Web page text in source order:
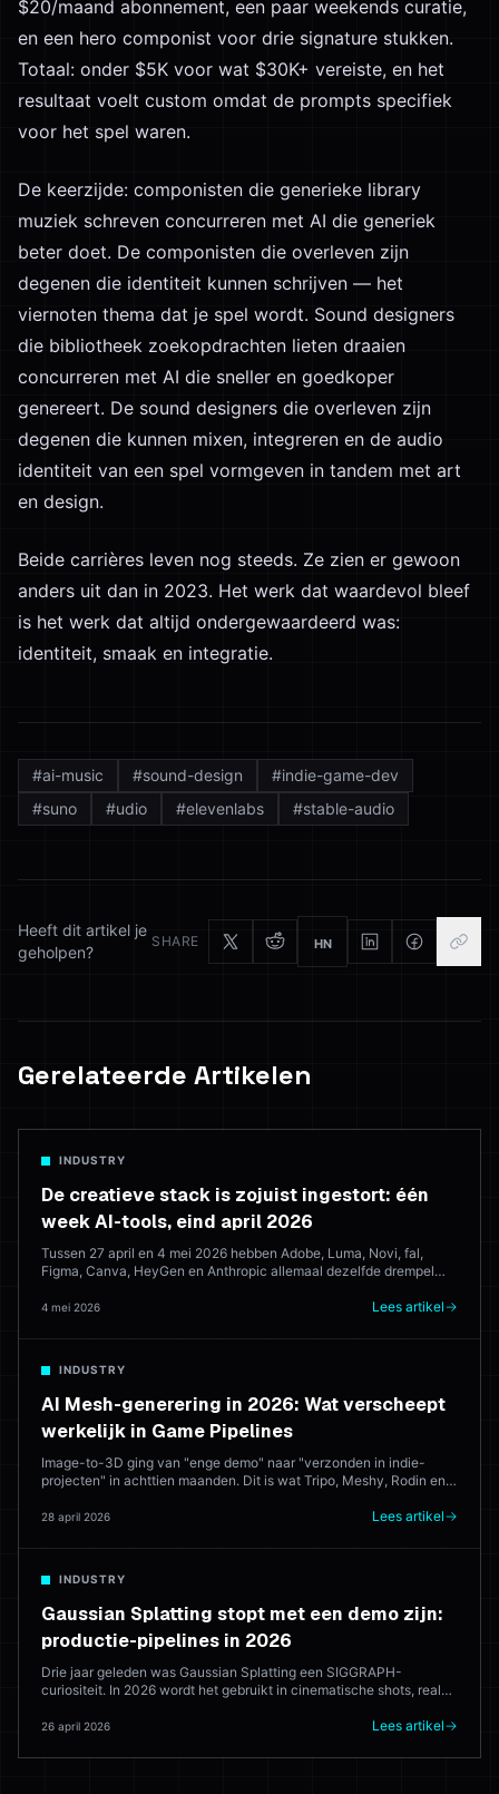
$20/maand abonnement, een paar weekends curatie,
en een hero componist voor drie signature stukken.
Totaal: onder $5K voor wat $30K+ vereiste, en het
resultaat voelt custom omdat de prompts specifiek
voor het spel waren.
De keerzijde: componisten die generieke library
muziek schreven concurreren met AI die generiek
beter doet. De componisten die overleven zijn
degenen die identiteit kunnen schrijven — het
viernoten thema dat je spel wordt. Sound designers
die bibliotheek zoekopdrachten lieten draaien
concurreren met AI die sneller en goedkoper
genereert. De sound designers die overleven zijn
degenen die kunnen mixen, integreren en de audio
identiteit van een spel vormgeven in tandem met art
en design.
Beide carrières leven nog steeds. Ze zien er gewoon
anders uit dan in 2023. Het werk dat waardevol bleef
is het werk dat altijd ondergewaardeerd was:
identiteit, smaak en integratie.
#ai-music #sound-design #indie-game-dev
#suno #udio #elevenlabs #stable-audio
Heeft dit artikel je
geholpen?
SHARE HN
Gerelateerde Artikelen
INDUSTRY
De creatieve stack is zojuist ingestort: één
week AI-tools, eind april 2026
Tussen 27 april en 4 mei 2026 hebben Adobe, Luma, Novi, fal,
Figma, Canva, HeyGen en Anthropic allemaal dezelfde drempel
betekent, en waar het browsergebaseerde creatieve suites laat die
4 mei 2026 Lees artikel
INDUSTRY
AI Mesh-generering in 2026: Wat verscheept
werkelijk in Game Pipelines
Image-to-3D ging van "enge demo" naar "verzonden in indie-
projecten" in achttien maanden. Dit is wat Tripo, Meshy, Rodin en
nog steeds elke keer wint.
28 april 2026 Lees artikel
INDUSTRY
Gaussian Splatting stopt met een demo zijn:
productie-pipelines in 2026
Drie jaar geleden was Gaussian Splatting een SIGGRAPH-
curiositeit. In 2026 wordt het gebruikt in cinematische shots, real-
productie-pipeline er werkelijk uitziet — en waar het nog steeds
26 april 2026 Lees artikel